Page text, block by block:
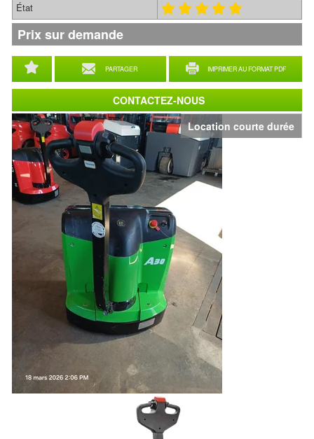
Location courte durée
PARTAGER IMPRIMER AU FORMAT PDF
État
Prix sur demande
CONTACTEZ-NOUS